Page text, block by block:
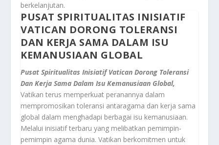
berkelanjutan.
PUSAT SPIRITUALITAS INISIATIF
VATICAN DORONG TOLERANSI
DAN KERJA SAMA DALAM ISU
KEMANUSIAAN GLOBAL
Pusat Spiritualitas Inisiatif Vatican Dorong Toleransi
Dan Kerja Sama Dalam Isu Kemanusiaan Global,
Vatikan terus memperkuat peranannya dalam
mempromosikan toleransi antaragama dan kerja sama
global dalam menghadapi berbagai isu kemanusiaan.
Melalui inisiatif terbaru yang melibatkan pemimpin-
pemimpin agama dunia. Vatikan berkomitmen untuk